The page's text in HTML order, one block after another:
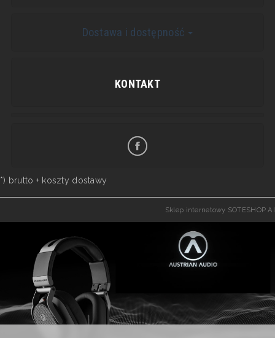
Dostawa i dostępność
KONTAKT
*) brutto + koszty dostawy
Sklep internetowy SOTESHOP AI